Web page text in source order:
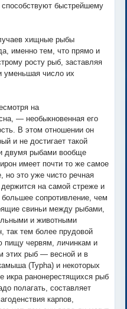
быстрейшему
хищные рыбы
именно тем, что прямо и
росту рыб, заставляя
уменьшая число их
на
— необыкновенная его
В этом отношении он
и не достигает такой
двумя рыбами вообще
имеет почти то же самое
но это уже чисто речная
на самой стреже и
сопротивление, чем
свиньи между рыбами,
и животными
так тем более прудовой
пищу червям, личинкам и
этих рыб — весной и в
(Typha) и некоторых
икра ранонерестящихся рыб
полагать, составляет
карпов,